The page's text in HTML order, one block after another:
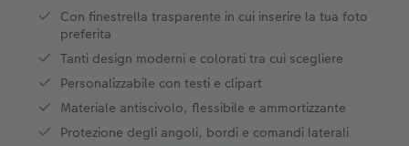
Come ordinare
Con finestrella trasparente in cui inserire la tua foto
preferita
Tanti design moderni e colorati tra cui scegliere
Personalizzabile con testi e clipart
Materiale antiscivolo, flessibile e ammortizzante
Protezione degli angoli, bordi e comandi laterali